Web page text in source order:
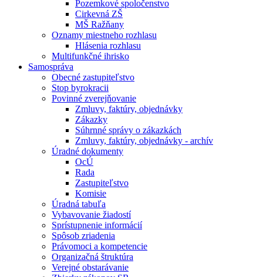
Pozemkové spoločenstvo
Cirkevná ZŠ
MŠ Ražňany
Oznamy miestneho rozhlasu
Hlásenia rozhlasu
Multifunkčné ihrisko
Samospráva
Obecné zastupiteľstvo
Stop byrokracii
Povinné zverejňovanie
Zmluvy, faktúry, objednávky
Zákazky
Súhrnné správy o zákazkách
Zmluvy, faktúry, objednávky - archív
Úradné dokumenty
OcÚ
Rada
Zastupiteľstvo
Komisie
Úradná tabuľa
Vybavovanie žiadostí
Sprístupnenie informácií
Spôsob zriadenia
Právomoci a kompetencie
Organizačná štruktúra
Verejné obstarávanie